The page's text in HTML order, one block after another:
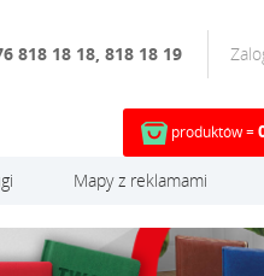
818 18 18, 818 18 19
produktów =
Mapy z reklamami